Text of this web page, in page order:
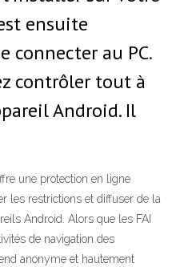
ensuite
connecter au PC.
contrôler tout à
Android. Il
une protection en ligne
les restrictions et diffuser de la
Android. Alors que les FAI
de navigation des
anonyme et hautement